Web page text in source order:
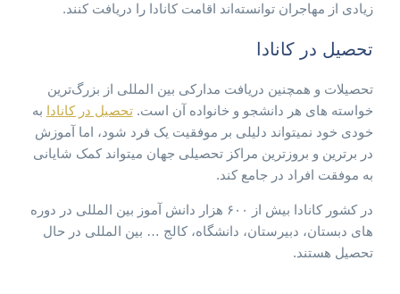
زیادی از مهاجران توانسته‌اند اقامت کانادا را دریافت کنند.
تحصیل در کانادا
تحصیلات و همچنین دریافت مدارکی بین المللی از بزرگ‌ترین
خواسته های هر دانشجو و خانواده آن است.تحصیل در کانادا
به
خودی خود نمیتواند دلیلی بر موفقیت یک فرد شود، اما آموزش
در برترین و بروزترین مراکز تحصیلی جهان میتواند کمک شایانی
به موفقت افراد در جامع کند.
در کشور کانادا بیش از ۶۰۰ هزار دانش آموز بین المللی در دوره
های دبستان، دبیرستان، دانشگاه، کالج … بین المللی در حال
تحصیل هستند.